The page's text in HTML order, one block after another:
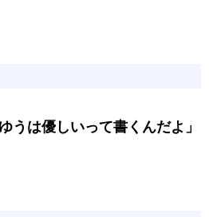
うは優しいって書くんだよ」